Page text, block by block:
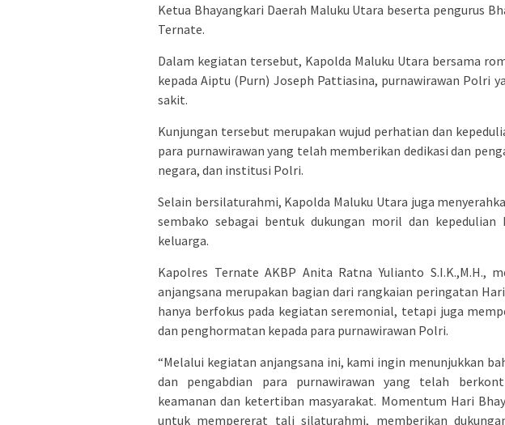
Ketua Bhayangkari Daerah Maluku Utara beserta pengurus
Ternate.
Dalam kegiatan tersebut, Kapolda Maluku Utara bersama
kepada Aiptu (Purn) Joseph Pattiasina, purnawirawan Polri
sakit.
Kunjungan tersebut merupakan wujud perhatian dan
para purnawirawan yang telah memberikan dedikasi dan
negara, dan institusi Polri.
Selain bersilaturahmi, Kapolda Maluku Utara juga
sembako sebagai bentuk dukungan moril dan kepedulian
keluarga.
Kapolres Ternate AKBP Anita Ratna Yulianto S.I.K.,M.H.,
anjangsana merupakan bagian dari rangkaian peringatan
hanya berfokus pada kegiatan seremonial, tetapi juga
dan penghormatan kepada para purnawirawan Polri.
“Melalui kegiatan anjangsana ini, kami ingin menunjukkan
dan pengabdian para purnawirawan yang telah
keamanan dan ketertiban masyarakat. Momentum Hari
untuk mempererat tali silaturahmi, memberikan